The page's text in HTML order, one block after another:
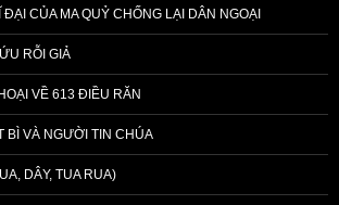
CỦA MA QUỶ CHỐNG LẠI DÂN NGOẠI
RỖI GIẢ
VỀ 613 ĐIỀU RĂN
BÌ VÀ NGƯỜI TIN CHÚA
DÂY, TUA RUA)